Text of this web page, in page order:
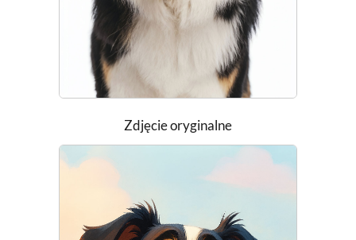
Zdjęcie oryginalne